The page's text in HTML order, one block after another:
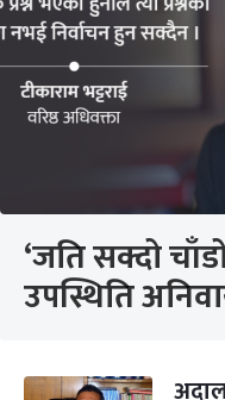
‘जति सक्दो
उपस्थिति